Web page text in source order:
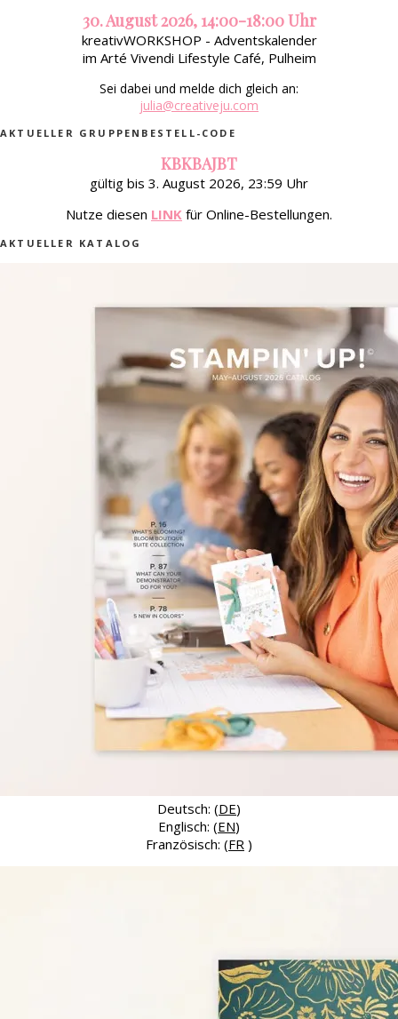
30. August 2026, 14:00-18:00 Uhr
kreativWORKSHOP - Adventskalender
im Arté Vivendi Lifestyle Café, Pulheim
Sei dabei und melde dich gleich an:
julia@creativeju.com
AKTUELLER GRUPPENBESTELL-CODE
KBKBAJBT
gültig bis 3. August 2026, 23:59 Uhr
Nutze diesen LINK für Online-Bestellungen.
AKTUELLER KATALOG
Deutsch: (DE)
Englisch: (EN)
Französisch: (FR )